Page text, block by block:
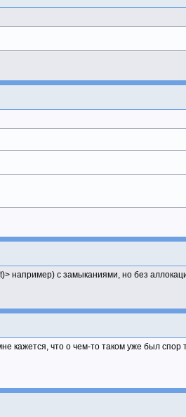
например) с замыканиями, но без
кажется, что о чем-то таком уже был спор